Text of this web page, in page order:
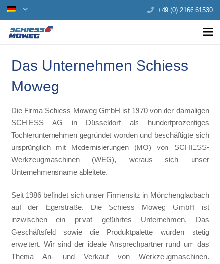
+49 (0) 2166 61530
Das Unternehmen Schiess
Moweg
Die Firma Schiess Moweg GmbH ist 1970 von der damaligen
SCHIESS AG in Düsseldorf als hundertprozentiges
Tochterunternehmen gegründet worden und beschäftigte sich
ursprünglich mit Modernisierungen (MO) von SCHIESS-
Werkzeugmaschinen (WEG), woraus sich unser
Unternehmensname ableitete.
Seit 1986 befindet sich unser Firmensitz in Mönchengladbach
auf der Egerstraße. Die Schiess Moweg GmbH ist
inzwischen ein privat geführtes Unternehmen. Das
Geschäftsfeld sowie die Produktpalette wurden stetig
erweitert. Wir sind der ideale Ansprechpartner rund um das
Thema An- und Verkauf von Werkzeugmaschinen.